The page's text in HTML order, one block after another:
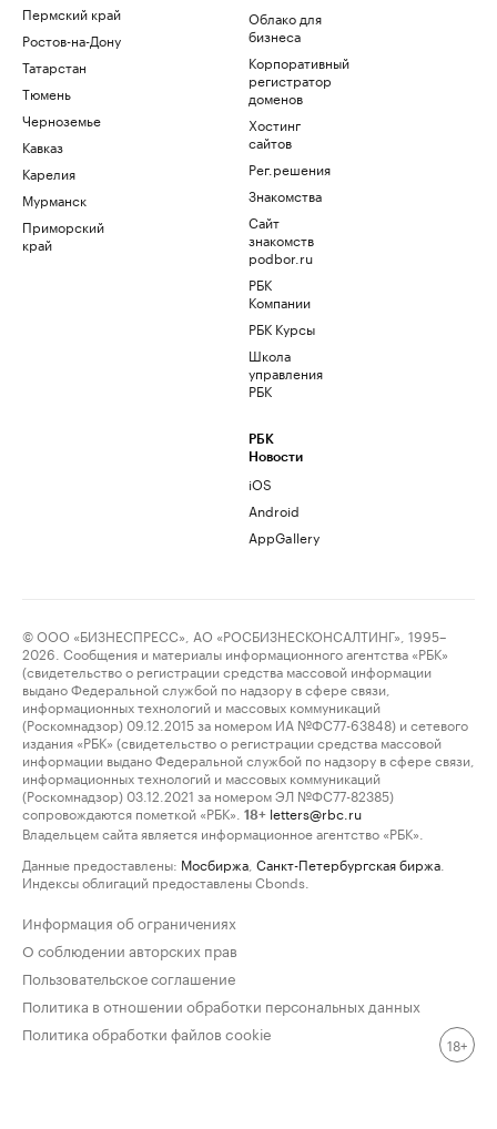
Пермский край
Ростов-на-Дону
Татарстан
Тюмень
Черноземье
Кавказ
Карелия
Мурманск
Приморский
край
Облако для
бизнеса
Корпоративный
регистратор
доменов
Хостинг
сайтов
Рег.решения
Знакомства
Сайт
знакомств
podbor.ru
РБК
Компании
РБК Курсы
Школа
управления
РБК
РБК
Новости
iOS
Android
AppGallery
© ООО «БИЗНЕСПРЕСС», АО «РОСБИЗНЕСКОНСАЛТИНГ», 1995–
2026. Сообщения и материалы информационного агентства «РБК»
(свидетельство о регистрации средства массовой информации
выдано Федеральной службой по надзору в сфере связи,
информационных технологий и массовых коммуникаций
(Роскомнадзор) 09.12.2015 за номером ИА №ФС77-63848) и сетевого
издания «РБК» (свидетельство о регистрации средства массовой
информации выдано Федеральной службой по надзору в сфере связи,
информационных технологий и массовых коммуникаций
(Роскомнадзор) 03.12.2021 за номером ЭЛ №ФС77-82385)
сопровождаются пометкой «РБК».
18+ letters@rbc.ru
Владельцем сайта является информационное агентство «РБК».
Данные предоставлены: Мосбиржа Санкт-Петербургская биржа
Индексы облигаций предоставлены Cbonds.
Информация об ограничениях
О соблюдении авторских прав
Пользовательское соглашение
Политика в отношении обработки персональных данных
Политика обработки файлов cookie
18+